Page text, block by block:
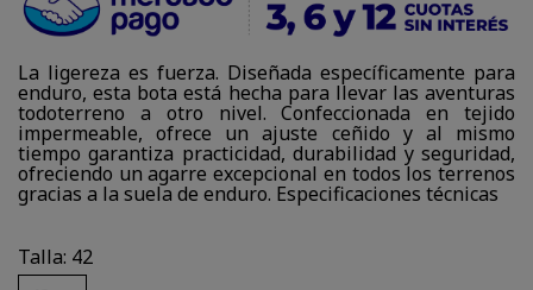
La ligereza es fuerza. Diseñada específicamente para
enduro, esta bota está hecha para llevar las aventuras
todoterreno a otro nivel. Confeccionada en tejido
impermeable, ofrece un ajuste ceñido y al mismo
tiempo garantiza practicidad, durabilidad y seguridad,
ofreciendo un agarre excepcional en todos los terrenos
gracias a la suela de enduro. Especificaciones técnicas
Talla: 42